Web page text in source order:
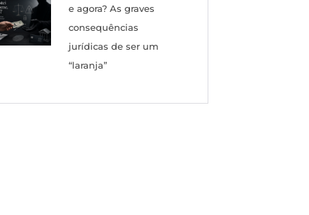
e agora? As graves
consequências
jurídicas de ser um
“laranja”